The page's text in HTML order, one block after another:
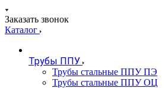
Заказать звонок
Каталог
Трубы ППУ
Трубы стальные ППУ ПЭ
Трубы стальные ППУ ОЦ